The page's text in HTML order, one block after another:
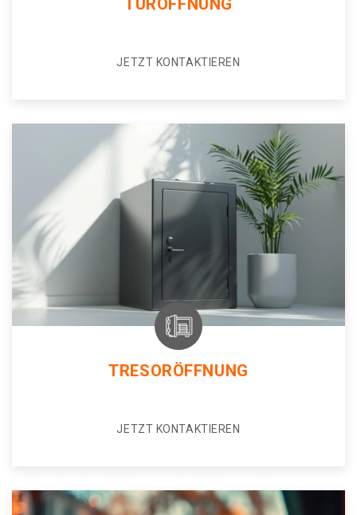
TÜRÖFFNUNG
JETZT KONTAKTIEREN
TRESORÖFFNUNG
JETZT KONTAKTIEREN